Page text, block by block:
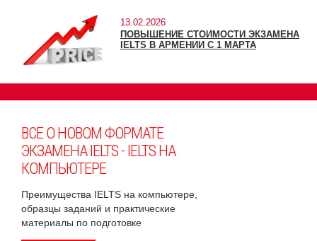
13.02.2026
ПОВЫШЕНИЕ СТОИМОСТИ ЭКЗАМЕНА
IELTS В АРМЕНИИ С 1 МАРТА
ВСЕ О НОВОМ ФОРМАТЕ
ЭКЗАМЕНА IELTS - IELTS НА
КОМПЬЮТЕРЕ
Преимущества IELTS на компьютере,
образцы заданий и практические
материалы по подготовке